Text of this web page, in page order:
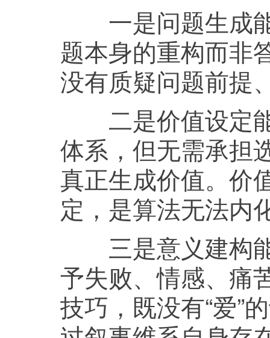
一是问题生成能
题本身的重构而非
没有质疑问题前提
二是价值设定能
体系，但无需承担
真正生成价值。价
定，是算法无法内
三是意义建构能
予失败、情感、痛
技巧，既没有“爱”